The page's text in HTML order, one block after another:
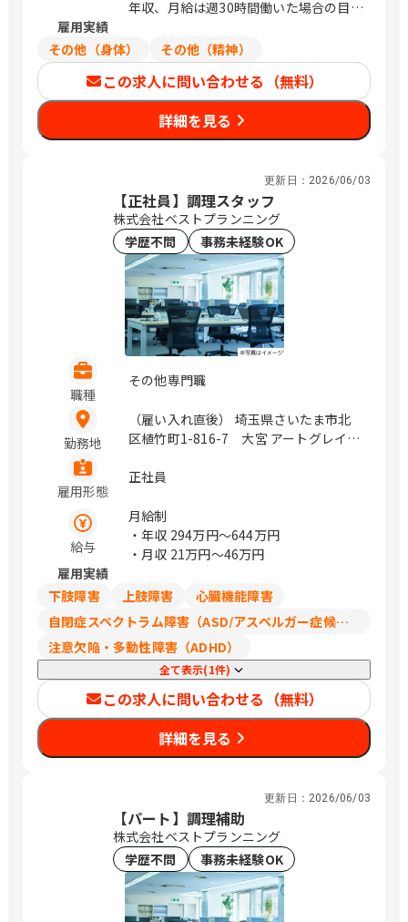
年収、月給は週30時間働いた場合の目安
雇用実績
その他（身体）
その他（精神）
この求人に問い合わせる（無料）
詳細を見る
更新日： 2026/06/03
【正社員】調理スタッフ
株式会社ベストプランニング
学歴不問
事務未経験OK
職種
その他専門職
勤務地
（雇い入れ直後） 埼玉県さいたま市北
区植竹町1-816-7 大宮 アートグレイス
海5-8-2 新浦安 アートグレイス ウエデ
14 青山セントグレース大聖堂 神奈川
県横浜市神奈川区大野町1-4 横浜 アー
トグレイス ポートサイドヴィラ 愛知県
リングスホテル名古屋 京都府京都市左
イス ウエディングヒルズ 大阪府大阪市
住之江区南港北2-8-1 大阪 アートグレ
イス ウエディングコースト 大阪府大阪
市西区新町1-1-18 心斎橋 セントグレ
ースヴィラ / 土呂、新浦安、表参道、横
浜、ささしまライブ、出町柳、トレード
センター前、本町
雇用形態
正社員
給与
月給制
・年収 294万円〜644万円
・月収 21万円〜46万円
雇用実績
下肢障害
上肢障害
心臓機能障害
自閉症スペクトラム障害（ASD/アスペルガー症候群/広汎性発達障害）
注意欠陥・多動性障害（ADHD）
全て表示(1件)
この求人に問い合わせる（無料）
詳細を見る
更新日： 2026/06/03
【パート】調理補助
株式会社ベストプランニング
学歴不問
事務未経験OK